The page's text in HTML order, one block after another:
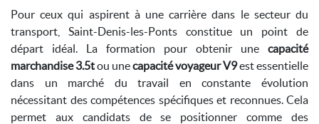
Pour ceux qui aspirent à une carrière dans le secteur du
transport, Saint-Denis-les-Ponts constitue un point de
départ idéal. La formation pour obtenir une capacité
marchandise 3.5tou unecapacité voyageur V9est essentielle
dans un marché du travail en constante évolution
nécessitant des compétences spécifiques et reconnues. Cela
permet aux candidats de se positionner comme des